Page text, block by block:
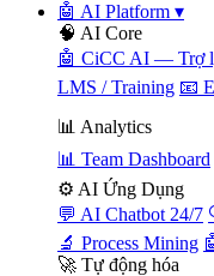
🤖 AI Platform ▾
🧠 AI Core
🤖 CiCC AI — Trợ
LMS / Training 📧
📊 Analytics
📊 Team Dashboard
⚙️ AI Ứng Dụng
💬 AI Chatbot 24/7
🔬 Process Mining
🚀 Tự động hóa